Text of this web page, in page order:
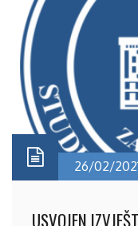
26/02/
USVOJEN